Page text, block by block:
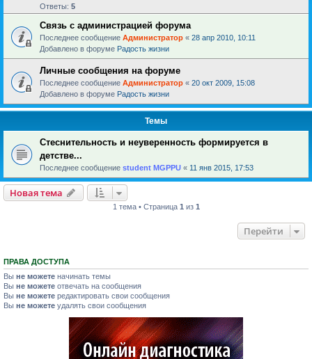
Ответы: 5
Связь с администрацией форума
Последнее сообщение Администратор « 28 апр 2010, 10:11
Добавлено в форуме Радость жизни
Личные сообщения на форуме
Последнее сообщение Администратор « 20 окт 2009, 15:08
Добавлено в форуме Радость жизни
Темы
Стеснительность и неуверенность формируется в
детстве...
Последнее сообщение student MGPPU « 11 янв 2015, 17:53
Новая тема
1 тема • Страница 1 из 1
Перейти
ПРАВА ДОСТУПА
Вы не можете начинать темы
Вы не можете отвечать на сообщения
Вы не можете редактировать свои сообщения
Вы не можете удалять свои сообщения